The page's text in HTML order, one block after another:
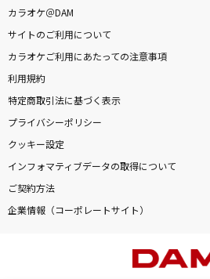
カラオケ＠DAM
サイトのご利用について
カラオケご利用にあたっての注意事項
利用規約
特定商取引法に基づく表示
プライバシーポリシー
クッキー設定
インフォマティブデータの取得について
ご契約方法
企業情報（コーポレートサイト）